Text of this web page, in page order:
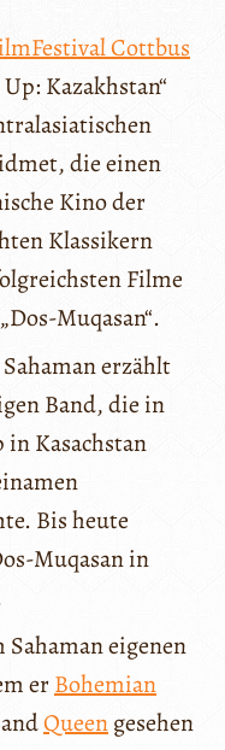
Cottbus
Kazakhstan“
die einen
Kino der
Klassikern
Filme
Muqasan“.
erzählt
Band, die in
in Kasachstan
Bis heute
Muqasan in
eigenen
erBohemian
Queengesehen